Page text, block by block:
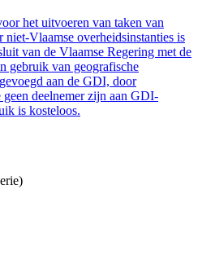
het uitvoeren van taken van
niet-Vlaamse overheidsinstanties is
van de Vlaamse Regering met de
gebruik van geografische
aan de GDI, door
geen deelnemer zijn aan GDI-
is kosteloos.